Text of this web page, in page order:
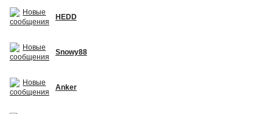
HEDD
Snowy88
Anker